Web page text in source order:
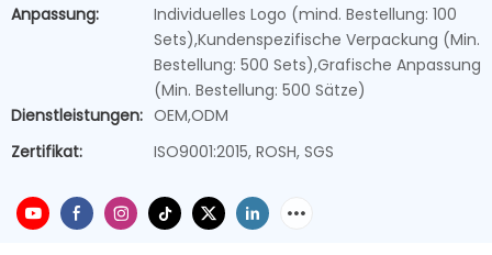
Anpassung:
Individuelles Logo (mind. Bestellung: 100
Sets),Kundenspezifische Verpackung (Min.
Bestellung: 500 Sets),Grafische Anpassung
(Min. Bestellung: 500 Sätze)
Dienstleistungen: OEM,ODM
Zertifikat:
ISO9001:2015, ROSH, SGS